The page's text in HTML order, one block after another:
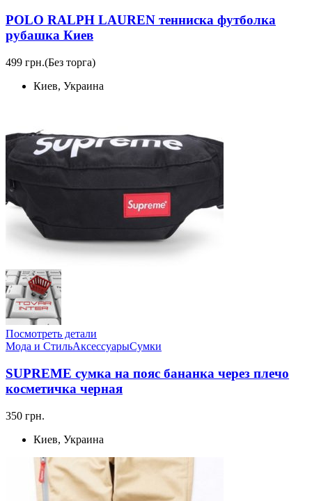
POLO RALPH LAUREN тенниска футболка
рубашка Киев
499 грн.(Без торга)
Киев, Украина
Посмотреть детали
Мода и СтильАксессуарыСумки
SUPREME сумка на пояс бананка через плечо
косметичка черная
350 грн.
Киев, Украина